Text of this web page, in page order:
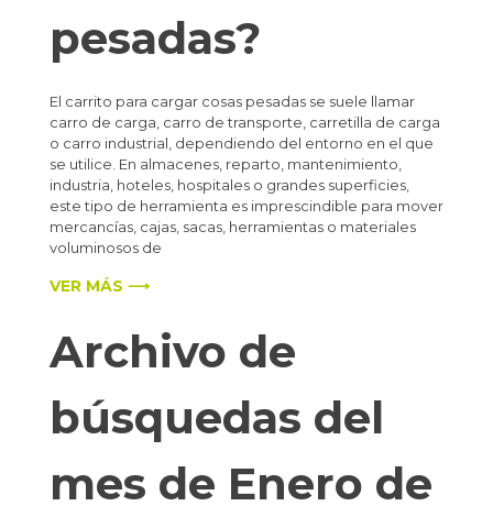
pesadas?
El carrito para cargar cosas pesadas se suele llamar
carro de carga, carro de transporte, carretilla de carga
o carro industrial, dependiendo del entorno en el que
se utilice. En almacenes, reparto, mantenimiento,
industria, hoteles, hospitales o grandes superficies,
este tipo de herramienta es imprescindible para mover
mercancías, cajas, sacas, herramientas o materiales
voluminosos de
VER MÁS ⟶
Archivo de
búsquedas del
mes de Enero de